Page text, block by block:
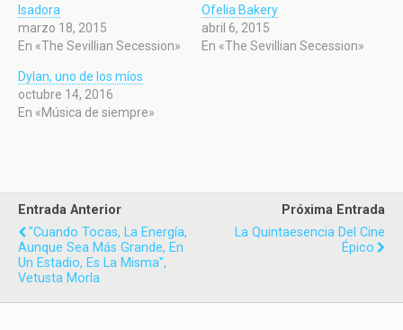
Isadora
marzo 18, 2015
En «The Sevillian Secession»
Ofelia Bakery
abril 6, 2015
En «The Sevillian Secession»
Dylan, uno de los míos
octubre 14, 2016
En «Música de siempre»
Entrada Anterior
"Cuando Tocas, La Energía,
Aunque Sea Más Grande, En
Un Estadio, Es La Misma",
Vetusta Morla
Próxima Entrada
La Quintaesencia Del Cine
Épico